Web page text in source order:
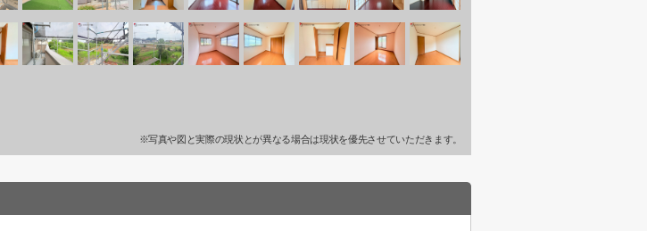
※写真や図と実際の現状とが異なる場合は現状を優先させていただきます。